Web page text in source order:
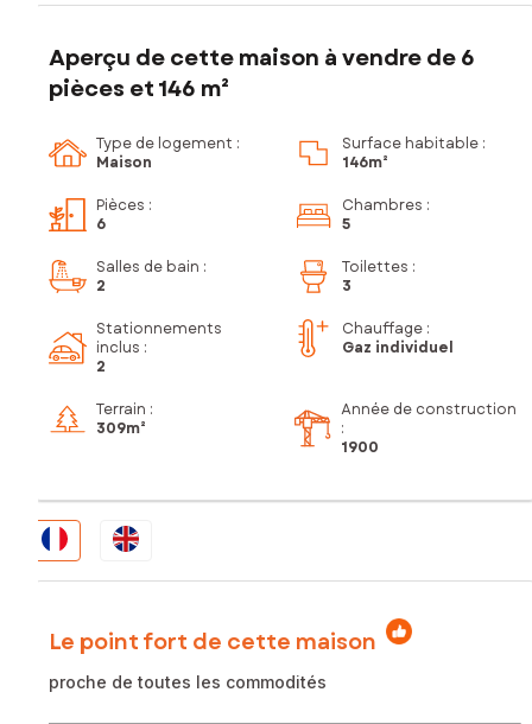
Aperçu de cette maison à vendre de 6
pièces et 146 m²
Type de logement :
Maison
Surface habitable :
146m²
Pièces :
6
Chambres :
5
Salles de bain :
2
Toilettes :
3
Stationnements
inclus :
2
Chauffage :
Gaz individuel
Terrain :
309m²
Année de construction
:
1900
Le point fort de cette maison
proche de toutes les commodités